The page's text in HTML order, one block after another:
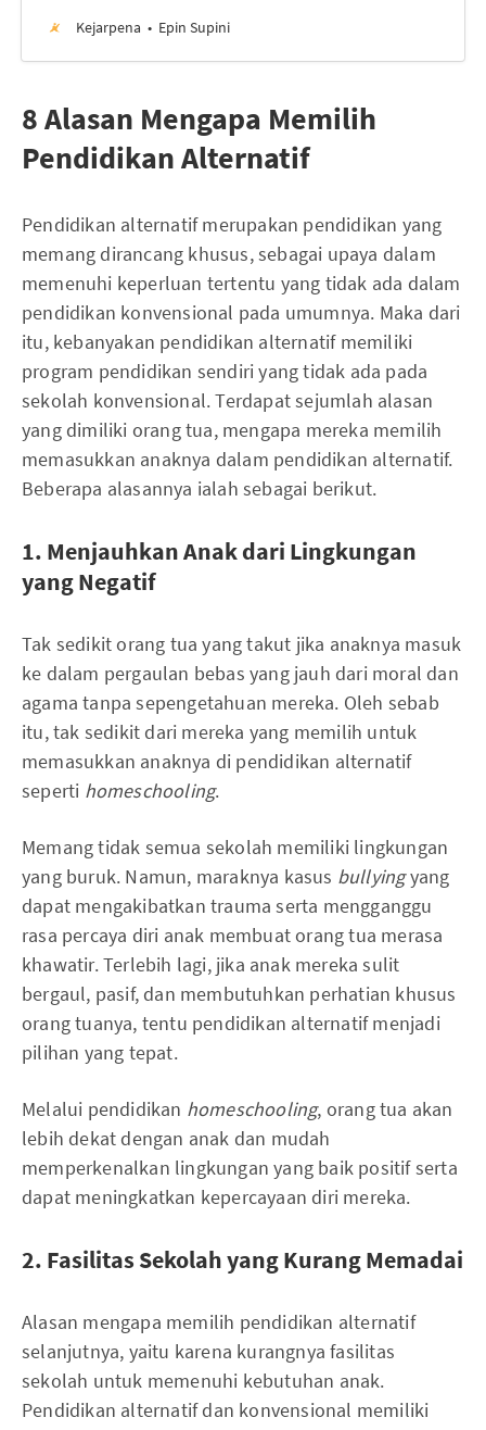
Kejarpena
Epin Supini
8 Alasan Mengapa Memilih
Pendidikan Alternatif
Pendidikan alternatif merupakan pendidikan yang
memang dirancang khusus, sebagai upaya dalam
memenuhi keperluan tertentu yang tidak ada dalam
pendidikan konvensional pada umumnya. Maka dari
itu, kebanyakan pendidikan alternatif memiliki
program pendidikan sendiri yang tidak ada pada
sekolah konvensional. Terdapat sejumlah alasan
yang dimiliki orang tua, mengapa mereka memilih
memasukkan anaknya dalam pendidikan alternatif.
Beberapa alasannya ialah sebagai berikut.
1. Menjauhkan Anak dari Lingkungan
yang Negatif
Tak sedikit orang tua yang takut jika anaknya masuk
ke dalam pergaulan bebas yang jauh dari moral dan
agama tanpa sepengetahuan mereka. Oleh sebab
itu, tak sedikit dari mereka yang memilih untuk
memasukkan anaknya di pendidikan alternatif
seperti homeschooling.
Memang tidak semua sekolah memiliki lingkungan
yang buruk. Namun, maraknya kasus bullyingyang
dapat mengakibatkan trauma serta mengganggu
rasa percaya diri anak membuat orang tua merasa
khawatir. Terlebih lagi, jika anak mereka sulit
bergaul, pasif, dan membutuhkan perhatian khusus
orang tuanya, tentu pendidikan alternatif menjadi
pilihan yang tepat.
Melalui pendidikan homeschooling, orang tua akan
lebih dekat dengan anak dan mudah
memperkenalkan lingkungan yang baik positif serta
dapat meningkatkan kepercayaan diri mereka.
2. Fasilitas Sekolah yang Kurang Memadai
Alasan mengapa memilih pendidikan alternatif
selanjutnya, yaitu karena kurangnya fasilitas
sekolah untuk memenuhi kebutuhan anak.
Pendidikan alternatif dan konvensional memiliki